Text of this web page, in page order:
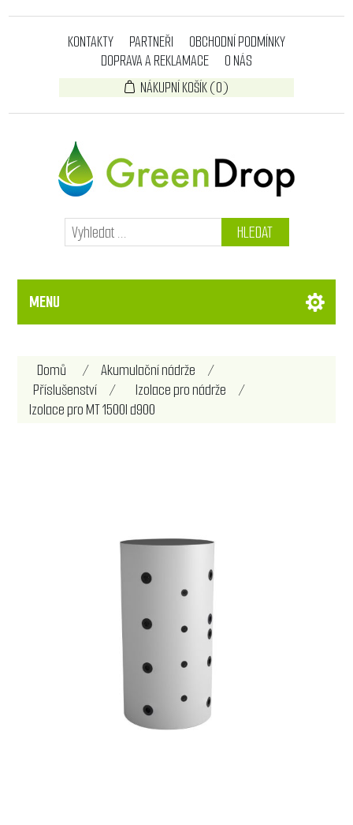
KONTAKTY PARTNEŘI
OBCHODNÍ PODMÍNKY
DOPRAVA A REKLAMACE
O NÁS
NÁKUPNÍ KOŠÍK(0)
HLEDAT
MENU
Domů / Akumulační nádrže
/
Příslušenství
/ Izolace pro nádrže
/
Izolace pro MT 1500l d900